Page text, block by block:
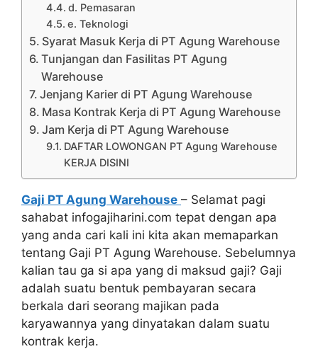
d. Pemasaran
e. Teknologi
Syarat Masuk Kerja di PT Agung Warehouse
Tunjangan dan Fasilitas PT Agung
Warehouse
Jenjang Karier di PT Agung Warehouse
Masa Kontrak Kerja di PT Agung Warehouse
Jam Kerja di PT Agung Warehouse
DAFTAR LOWONGAN PT Agung Warehouse
KERJA DISINI
Gaji PT Agung Warehouse – Selamat pagi
sahabat infogajiharini.com tepat dengan apa
yang anda cari kali ini kita akan memaparkan
tentang Gaji PT Agung Warehouse. Sebelumnya
kalian tau ga si apa yang di maksud gaji? Gaji
adalah suatu bentuk pembayaran secara
berkala dari seorang majikan pada
karyawannya yang dinyatakan dalam suatu
kontrak kerja.